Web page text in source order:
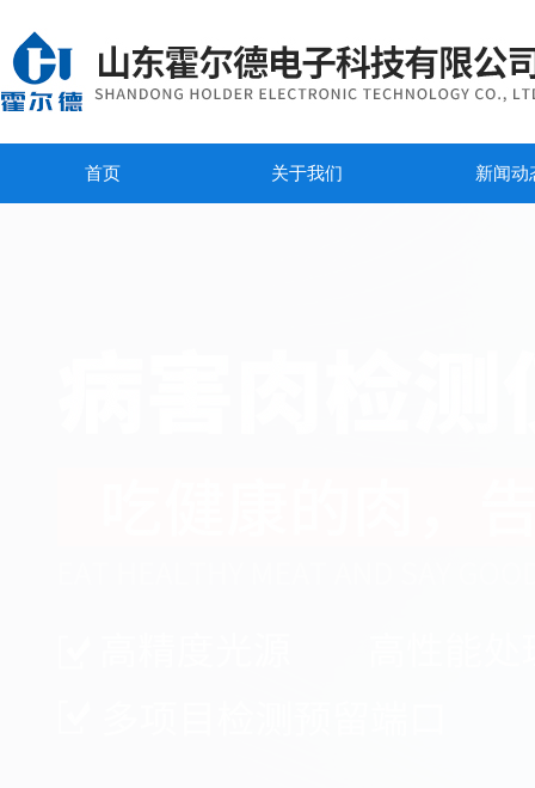
首页 关于我们 新闻动